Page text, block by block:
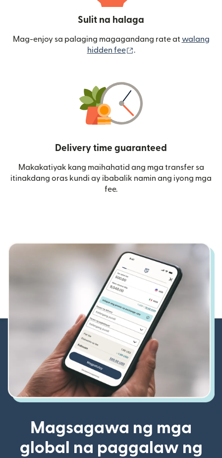
Sulit na halaga
Mag-enjoy sa palaging magagandang rate at walang
hidden fee
.
Delivery time guaranteed
Makakatiyak kang maihahatid ang mga transfer sa
itinakdang oras kundi ay ibabalik namin ang iyong mga
fee.
Magsagawa ng mga
global na paggalaw ng